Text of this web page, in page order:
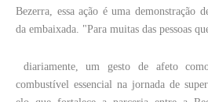
Bezerra, essa ação é uma demonstração
da embaixada. "Para muitas das pessoas
diariamente, um gesto de afeto
combustível essencial na jornada de